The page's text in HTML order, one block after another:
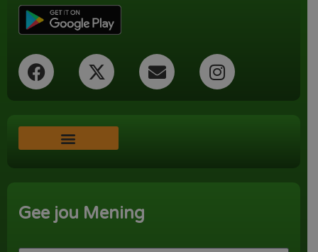
Gee jou Mening